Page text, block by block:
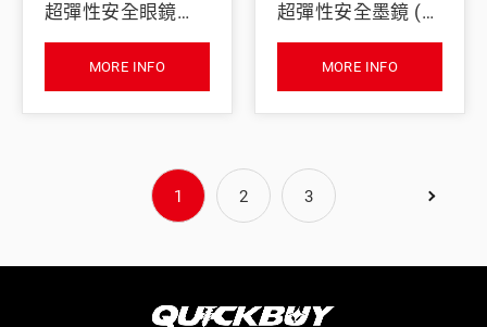
超彈性安全眼鏡
(紅)
MORE INFO
超彈性安全墨鏡 (棕
鏡片／紅)
MORE INFO
1 2 3